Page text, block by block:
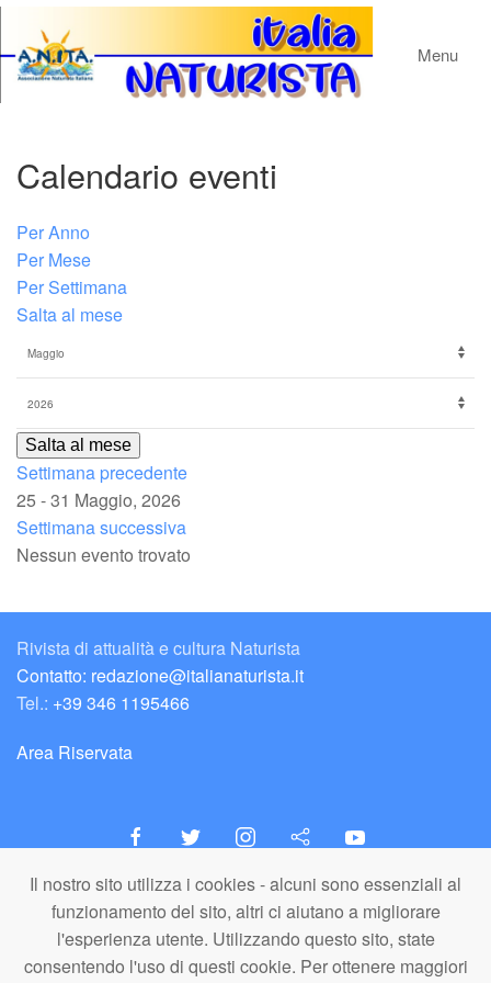
Il nostro sito utilizza i cookies - alcuni sono essenziali al
funzionamento del sito, altri ci aiutano a migliorare
l'esperienza utente. Utilizzando questo sito, state
consentendo l'uso di questi cookie. Per ottenere maggiori
Menu
Calendario eventi
Per Anno
Per Mese
Per Settimana
Salta al mese
Salta al mese
Settimana precedente
25 - 31 Maggio, 2026
Settimana successiva
Nessun evento trovato
Rivista di attualità e cultura Naturista
Contatto: redazione@italianaturista.it
Tel.: +39 346 1195466
Area Riservata
italiaNATURISTA
Editore e Redazione
A.N.ITA. Associazione Naturista Italiana (APS)
C.F. 80203710159